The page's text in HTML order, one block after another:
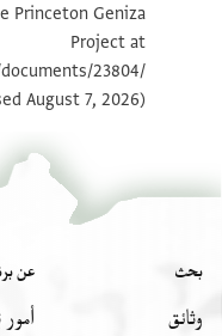
بيان أذونات الصورة
Princeton Geniza
Project at
23804/
August 7, 2026).
بحث
وثائق
عن
أمور